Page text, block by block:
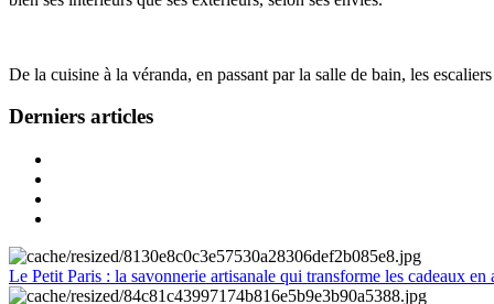
De la cuisine à la véranda, en passant par la salle de bain, les
Derniers articles
Le Petit Paris : la savonnerie artisanale qui transforme les cadeaux en